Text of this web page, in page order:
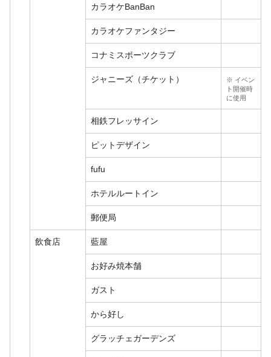
カラオケBanBan
カラオケファンタジー
コナミスポーツクラブ
ジャニーズ（チケット）
※ イベン
ト開催時
に使用
相鉄フレッサイン
ピットデザイン
fufu
ホテルルートイン
郵便局
飲食店 藍屋
お好み焼本舗
ガスト
から好し
グラッチェガーデンズ